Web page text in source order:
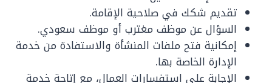
تقديم شكك في صلاحية الإقامة.
السؤال عن موظف مغترب أو موظف سعودي.
إمكانية فتح ملفات المنشأة والاستفادة من خدمة
الإدارة الخاصة بها.
الإجابة على استفسارات العمال، مع إتاحة خدمة